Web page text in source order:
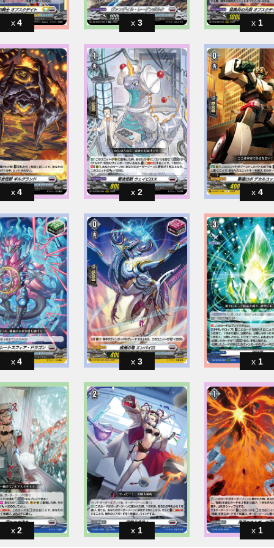
4 3 1
4 2 4
4 3 1
2 1 1